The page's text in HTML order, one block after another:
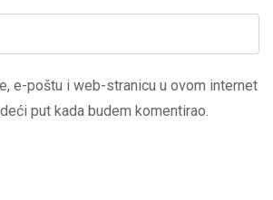
e-poštu i web-stranicu u ovom internet
put kada budem komentirao.